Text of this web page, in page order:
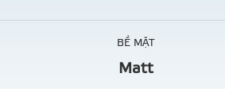
BỀ MẶT
Matt